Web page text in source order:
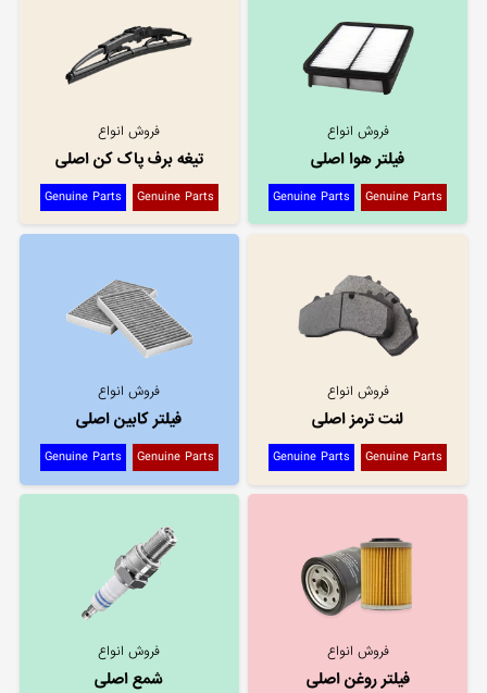
فروش انواع
فیلتر هوا اصلی
Genuine Parts
Genuine Parts
فروش انواع
تیغه برف پاک کن اصلی
Genuine Parts
Genuine Parts
فروش انواع
لنت ترمز اصلی
Genuine Parts
Genuine Parts
فروش انواع
فیلتر کابین اصلی
Genuine Parts
Genuine Parts
فروش انواع
فیلتر روغن اصلی
فروش انواع
شمع اصلی